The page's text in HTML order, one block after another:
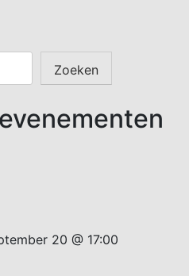
Zoeken
20 @ 17:00